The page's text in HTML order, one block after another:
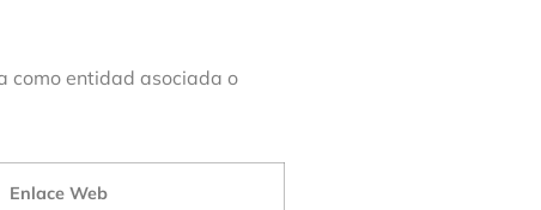
como entidad asociada o
Enlace Web